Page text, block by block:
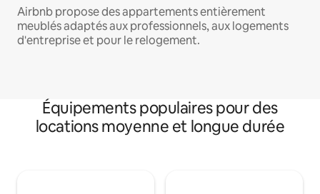
Airbnb propose des appartements entièrement
meublés adaptés aux professionnels, aux logements
d'entreprise et pour le relogement.
Équipements populaires pour des
locations moyenne et longue durée